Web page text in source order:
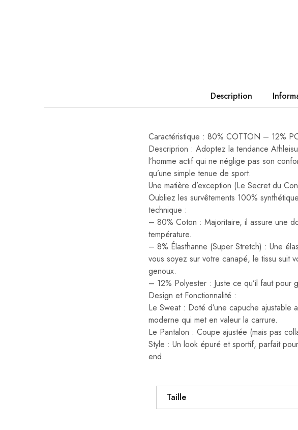
Description
Caractéristique : 80% COTTON – 12%
Descriprion : Adoptez la tendance
l’homme actif qui ne néglige pas son
qu’une simple tenue de sport.
Une matière d’exception (Le Secret du
Oubliez les survêtements 100%
technique :
– 80% Coton : Majoritaire, il assure une
température.
– 8% Élasthanne (Super Stretch) : Une
vous soyez sur votre canapé, le tissu suit
genoux.
– 12% Polyester : Juste ce qu’il faut pour
Design et Fonctionnalité :
Le Sweat : Doté d’une capuche
moderne qui met en valeur la carrure.
Le Pantalon : Coupe ajustée (mais pas
Style : Un look épuré et sportif, parfait
end.
Taille